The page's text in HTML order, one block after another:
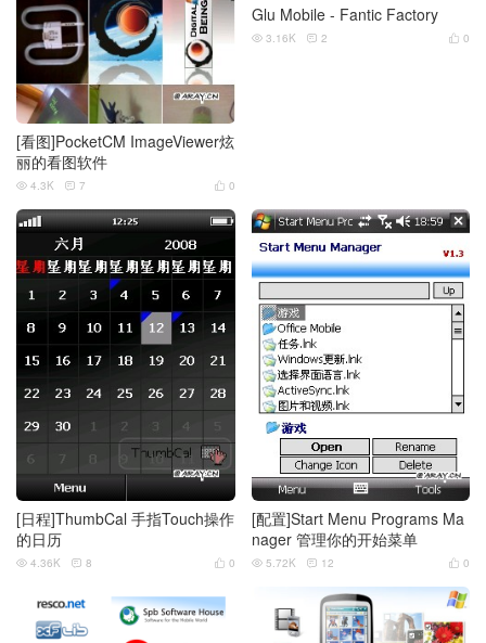
[看图]PocketCM ImageViewer炫
丽的看图软件
 0
 4.3K  7
Glu Mobile - Fantic Factory
 0
 3.16K  2
[日程]ThumbCal 手指Touch操作
的日历
 0
 4.36K  8
[配置]Start Menu Programs Ma
nager 管理你的开始菜单
 0
 5.72K  12